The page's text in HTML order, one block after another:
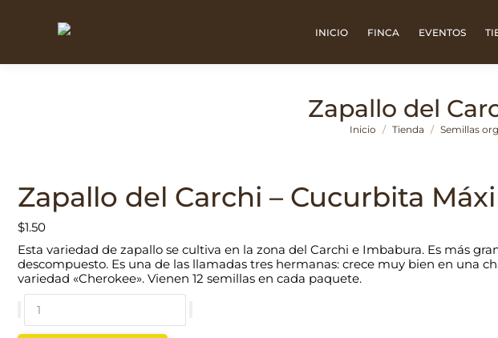
INICIO FINCA EVENTOS
Zapallo del
Estás aquí:
Inicio Tienda Semillas
Zapallo del Carchi – Cucurbita
$1.50
Esta variedad de zapallo se cultiva en la zona del Carchi e Imbabura. Es más
descompuesto. Es una de las llamadas tres hermanas: crece muy bien en una
variedad «Cherokee». Vienen 12 semillas en cada paquete.
Zapallo
Carchi